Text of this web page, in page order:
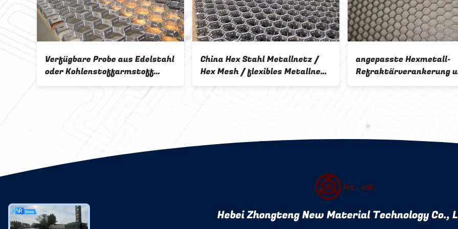
Verfügbare Probe aus Edelstahl
oder Kohlenstoffarmstoff
Hexmesh Feuerfest für
China Hex Stahl Metallnetz /
Hex Mesh / flexibles Metallnetz
für industrielle Verwendung
angepasste Hexmetall-
Refraktärverankerung
Offset-Hexmeschlänge 1-
Hebei Zhongteng New Material Technology Co.,